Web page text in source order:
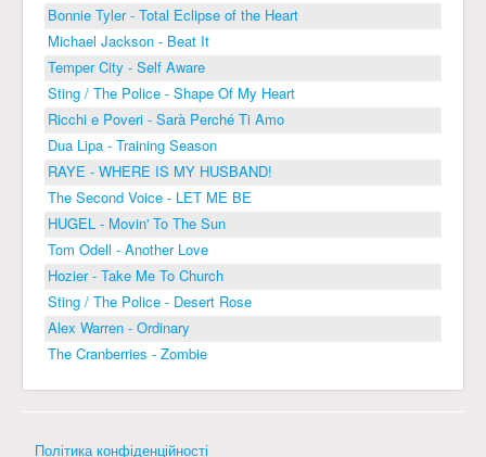
Bonnie Tyler - Total Eclipse of the Heart
Michael Jackson - Beat It
Temper City - Self Aware
Sting / The Police - Shape Of My Heart
Ricchi e Poveri - Sarà Perché Ti Amo
Dua Lipa - Training Season
RAYE - WHERE IS MY HUSBAND!
The Second Voice - LET ME BE
HUGEL - Movin' To The Sun
Tom Odell - Another Love
Hozier - Take Me To Church
Sting / The Police - Desert Rose
Alex Warren - Ordinary
The Cranberries - Zombie
Політика конфіденційності